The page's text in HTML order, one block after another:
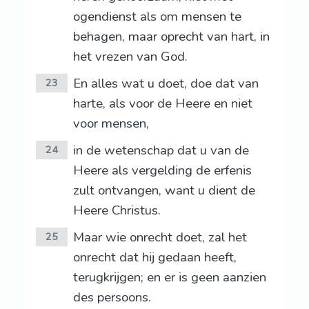
ogendienst als om mensen te
behagen, maar oprecht van hart, in
het vrezen van God.
23
En alles wat u doet, doe dat van
harte, als voor de Heere en niet
voor mensen,
24
in de wetenschap dat u van de
Heere als vergelding de erfenis
zult ontvangen, want u dient de
Heere Christus.
25
Maar wie onrecht doet, zal het
onrecht dat hij gedaan heeft,
terugkrijgen; en er is geen aanzien
des persoons.